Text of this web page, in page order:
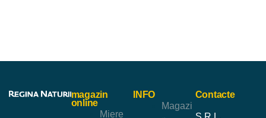
magazin
online
Miere
INFO
Magazi
Contacte